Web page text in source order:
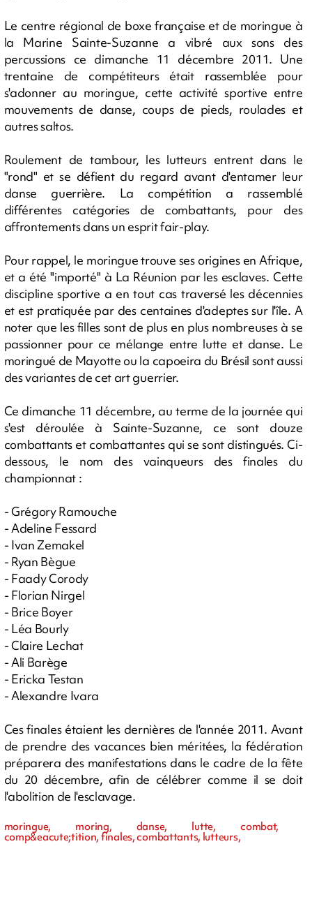
Le centre régional de boxe française et de moringue à
la Marine Sainte-Suzanne a vibré aux sons des
percussions ce dimanche 11 décembre 2011. Une
trentaine de compétiteurs était rassemblée pour
s'adonner au moringue, cette activité sportive entre
mouvements de danse, coups de pieds, roulades et
autres saltos.
Roulement de tambour, les lutteurs entrent dans le
"rond" et se défient du regard avant d'entamer leur
danse guerrière. La compétition a rassemblé
différentes catégories de combattants, pour des
affrontements dans un esprit fair-play.
Pour rappel, le moringue trouve ses origines en Afrique,
et a été "importé" à La Réunion par les esclaves. Cette
discipline sportive a en tout cas traversé les décennies
et est pratiquée par des centaines d'adeptes sur l'île. A
noter que les filles sont de plus en plus nombreuses à se
passionner pour ce mélange entre lutte et danse. Le
moringué de Mayotte ou la capoeira du Brésil sont aussi
des variantes de cet art guerrier.
Ce dimanche 11 décembre, au terme de la journée qui
s'est déroulée à Sainte-Suzanne, ce sont douze
combattants et combattantes qui se sont distingués. Ci-
dessous, le nom des vainqueurs des finales du
championnat :
- Grégory Ramouche
- Adeline Fessard
- Ivan Zemakel
- Ryan Bègue
- Faady Corody
- Florian Nirgel
- Brice Boyer
- Léa Bourly
- Claire Lechat
- Ali Barège
- Ericka Testan
- Alexandre Ivara
Ces finales étaient les dernières de l'année 2011. Avant
de prendre des vacances bien méritées, la fédération
préparera des manifestations dans le cadre de la fête
du 20 décembre, afin de célébrer comme il se doit
l'abolition de l'esclavage.
moringue, moring, danse, lutte, combat,
comp&eacute;tition, finales, combattants, lutteurs,